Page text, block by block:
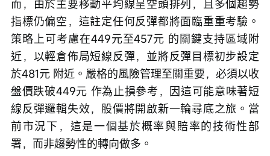
而，由於主要移動平均線呈空頭排列，且多個趨勢
指標仍偏空，這註定任何反彈都將面臨重重考驗。
策略上可考慮在449元至457元 的關鍵支持區域附
近，以輕倉佈局短線反彈，並將反彈目標初步設定
於481元 附近。嚴格的風險管理至關重要，必須以收
盤價跌破449元 作為止損參考，因這可能意味著短
線反彈邏輯失效，股價將開啟新一輪尋底之旅。當
前市況下，這是一個基於概率與賠率的技術性部
署，而非趨勢性的轉向做多。